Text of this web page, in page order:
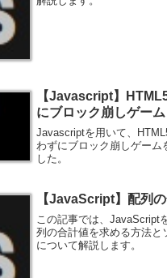
【Javascript】
にブロック崩しゲーム
Javascriptを用いて、
わずにブロック崩しゲーム
した。
【JavaScript】配列
この記事では、JavaScript
列の合計値を求める方法と
について解説します。